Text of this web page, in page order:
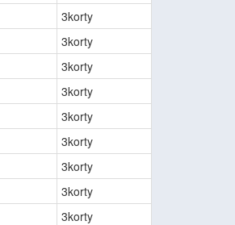
3korty
3korty
3korty
3korty
3korty
3korty
3korty
3korty
3korty